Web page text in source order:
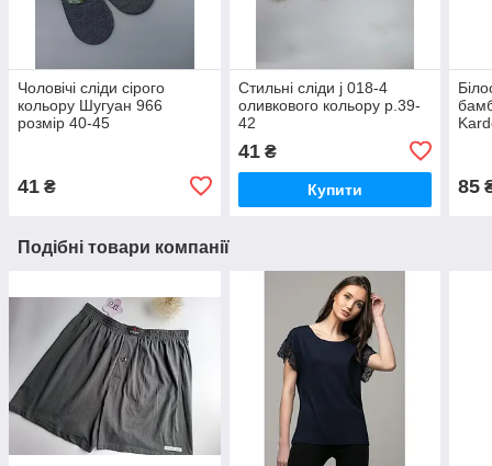
Чоловічі сліди сірого
кольору Шугуан 966
розмір 40-45
41 ₴
Стильні сліди j 018-4
оливкового кольору р.39-
42
41₴
Купити 85
Подібні товари компанії